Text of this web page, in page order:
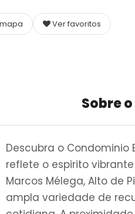
Ver favoritos
Sobre o
Descubra o Condominio
reflete o espirito
Marcos Mélega, Alto de
ampla variedade de